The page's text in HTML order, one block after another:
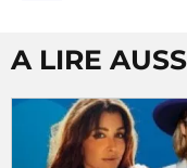
A LIRE